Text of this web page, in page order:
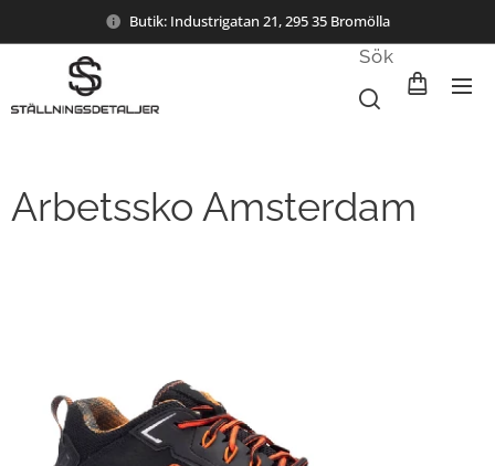
Butik: Industrigatan 21, 295 35 Bromölla
Sök
Arbetssko Amsterdam